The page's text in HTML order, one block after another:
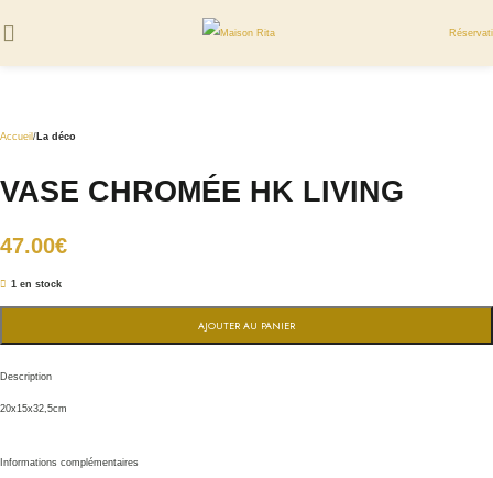
Accueil La déco
VASE CHROMÉE HK LIVING
47.00€
1 en stock
AJOUTER AU PANIER
Description
20x15x32,5cm
Informations complémentaires